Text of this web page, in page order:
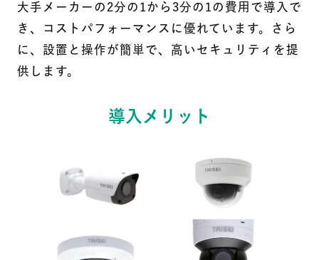
大手メーカーの2分の1から3分の1の費用で導入で
き、コストパフォーマンスに優れています。さら
に、設置と操作が簡単で、高いセキュリティを提
供します。
導入メリット